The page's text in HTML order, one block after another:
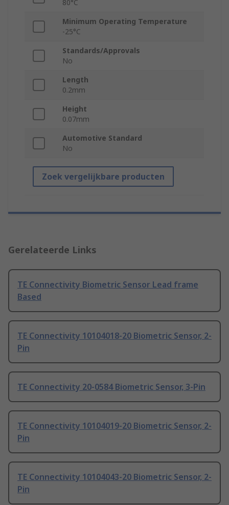
80°C
Minimum Operating Temperature
-25°C
Standards/Approvals
No
Length
0.2mm
Height
0.07mm
Automotive Standard
No
Zoek vergelijkbare producten
Gerelateerde Links
TE Connectivity Biometric Sensor Lead frame
Based
TE Connectivity 10104018-20 Biometric Sensor, 2-
Pin
TE Connectivity 20-0584 Biometric Sensor, 3-Pin
TE Connectivity 10104019-20 Biometric Sensor, 2-
Pin
TE Connectivity 10104043-20 Biometric Sensor, 2-
Pin